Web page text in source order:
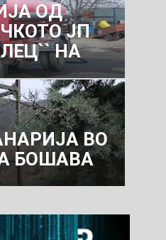
ОД
ЈП
НА
ЈАВНО
ЗА
УСЛУГИ
ВО
БОШАВА